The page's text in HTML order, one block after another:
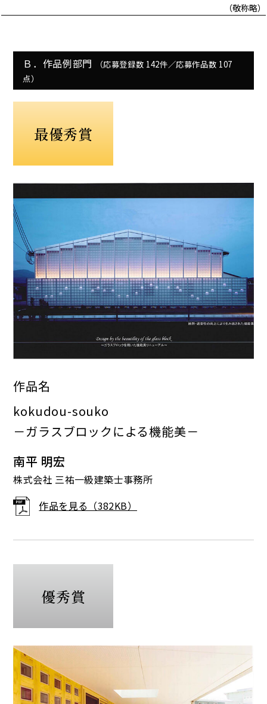
（敬称略）
Ｂ．作品例部門
（応募登録数 142件／応募作品数 107
点）
最優秀賞
作品名
kokudou-souko
－ガラスブロックによる機能美－
南平 明宏
株式会社 三祐一級建築士事務所
作品を見る（382KB）
優秀賞